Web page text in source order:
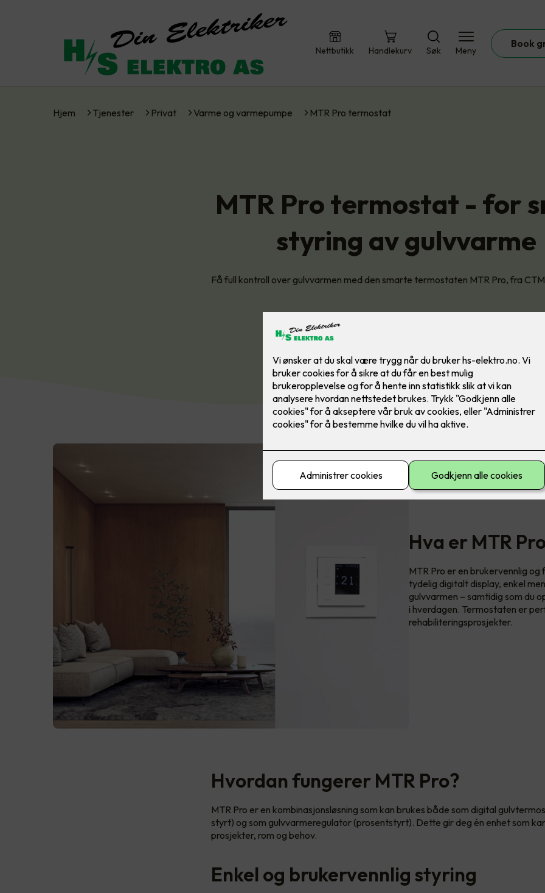
Nettbutikk Handlekurv Søk Meny
Book
Hjem Tjenester Privat Varme og varmepumpe MTR Pro termostat
MTR Pro termostat - for
styring av gulvvarme
Få full kontroll over gulvvarmen med den smarte termostaten MTR Pro, fra
Hva er MTR
MTR Pro er en brukervennlig
tydelig digitalt display, enkel
gulvvarmen – samtidig som du
i hverdagen. Termostaten er
rehabiliteringsprosjekter.
Hvordan fungerer MTR Pro?
MTR Pro er en kombinasjonsløsning som kan brukes både som digital
styrt) og som gulvvarmeregulator (prosentstyrt). Dette gir deg én enhet som
prosjekter, rom og behov.
Enkel og brukervennlig styring